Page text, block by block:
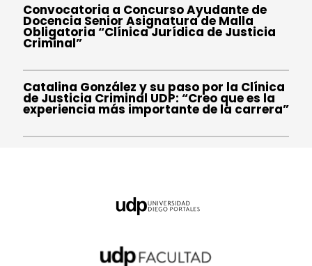
Convocatoria a Concurso Ayudante de
Docencia Senior Asignatura de Malla
Obligatoria “Clínica Jurídica de Justicia
Criminal”
Catalina González y su paso por la Clínica
de Justicia Criminal UDP: “Creo que es la
experiencia más importante de la carrera”